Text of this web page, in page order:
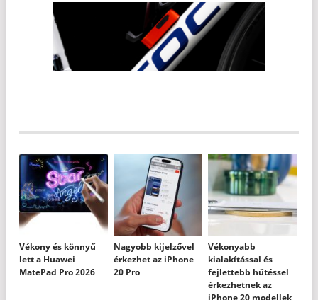
Vékony és könnyű
lett a Huawei
MatePad Pro 2026
Nagyobb kijelzővel
érkezhet az iPhone
20 Pro
Vékonyabb
kialakítással és
fejlettebb hűtéssel
érkezhetnek az